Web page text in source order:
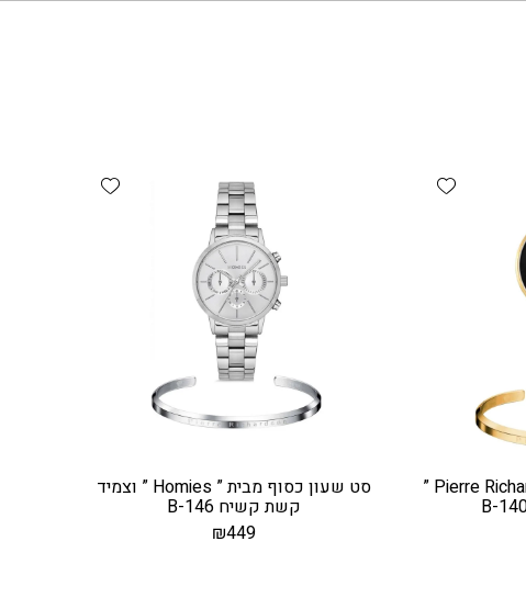
Add wishlist
סט שעון זהב מבית ” Pierre Richardson ”
Add wishlist
סט שעון כסוף מבית ” Homies ” וצמיד
קשת קשיח B-146
₪449